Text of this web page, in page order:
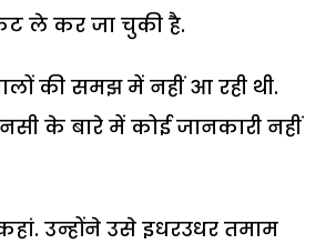
ले कर जा चुकी है.
की समझ में नहीं आ रही थी.
के बारे में कोई जानकारी नहीं
उन्होंने उसे इधरउधर तमाम